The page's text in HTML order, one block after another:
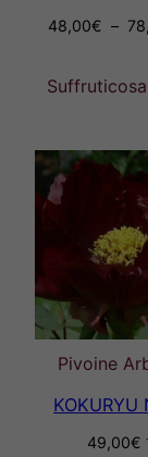
48,00€ –
Pivoine
KOKURYU
49,00€